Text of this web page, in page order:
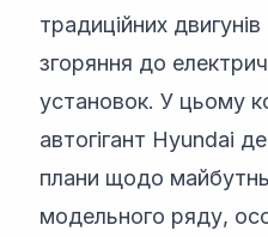
традиційних
згоряння до
установок. У цьому
автогігант Hyundai
плани щодо
модельного ряду,